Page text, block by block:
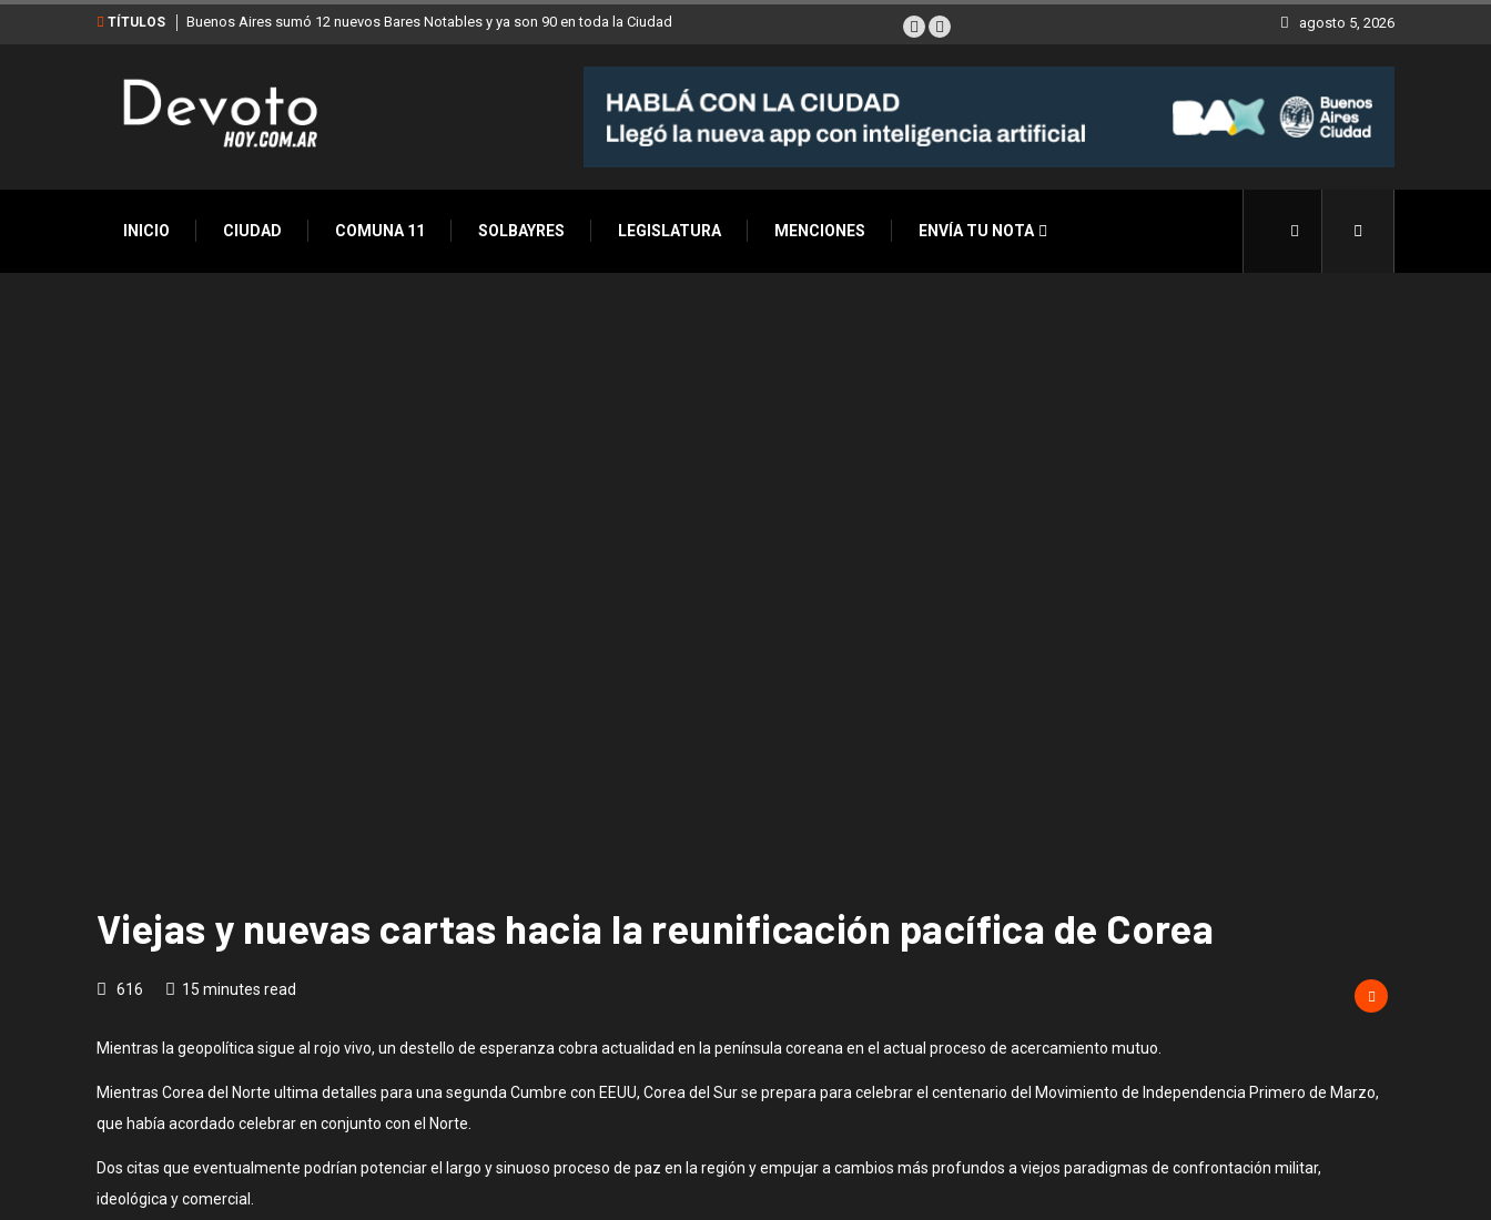
TÍTULOS Buenos Aires sumó 12 nuevos Bares Notables y ya son 90 en toda la Ciudad agosto 5, 2026
INICIO CIUDAD COMUNA 11 SOLBAYRES LEGISLATURA MENCIONES ENVÍA TU NOTA
Viejas y nuevas cartas hacia la reunificación pacífica de Corea
616 15 minutes read
Mientras la geopolítica sigue al rojo vivo, un destello de esperanza cobra actualidad en la península coreana en el actual proceso de acercamiento mutuo.
Mientras Corea del Norte ultima detalles para una segunda Cumbre con EEUU, Corea del Sur se prepara para celebrar el centenario del Movimiento de Independencia Primero de Marzo,
que había acordado celebrar en conjunto con el Norte.
Dos citas que eventualmente podrían potenciar el largo y sinuoso proceso de paz en la región y empujar a cambios más profundos a viejos paradigmas de confrontación militar,
ideológica y comercial.